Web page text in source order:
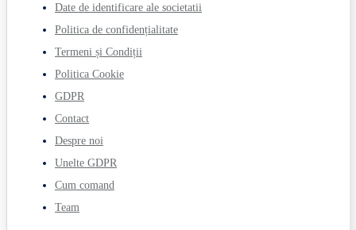
Date de identificare ale societatii
Politica de confidențialitate
Termeni și Condiții
Politica Cookie
GDPR
Contact
Despre noi
Unelte GDPR
Cum comand
Team